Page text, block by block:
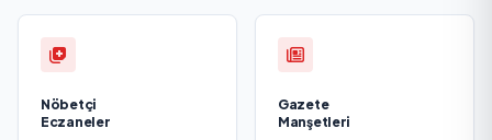
Nöbetçi
Eczaneler
Gazete
Manşetleri